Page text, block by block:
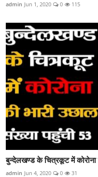
admin Jun 1, 2020 0 115
बुन्देलखण्ड के चित्रकूट में
admin Jun 4, 2020 0 31